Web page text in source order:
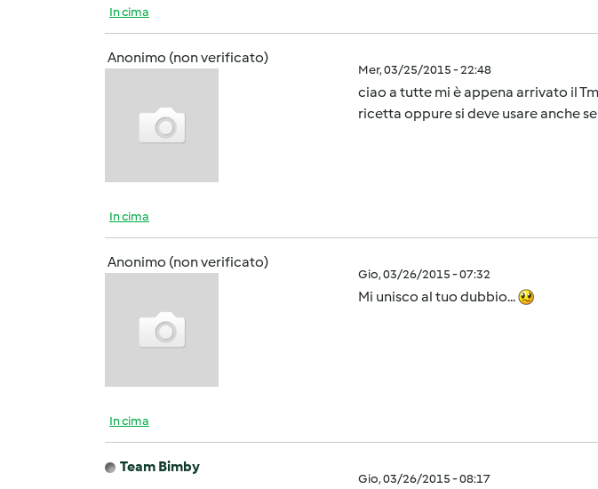
In cima
Anonimo (non verificato)
Mer, 03/25/2015 - 22:48
ciao a tutte mi è appena arrivato il
ricetta oppure si deve usare anche
In cima
Anonimo (non verificato)
Gio, 03/26/2015 - 07:32
Mi unisco al tuo dubbio...
In cima
Team Bimby
Gio, 03/26/2015 - 08:17